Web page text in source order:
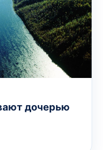
дочерью